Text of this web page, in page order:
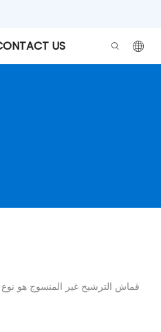
US
قماش الترشيح غير المنسوج هو نوع